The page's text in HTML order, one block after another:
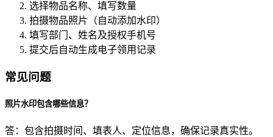
选择物品名称、填写数量
拍摄物品照片（自动添加水印）
填写部门、姓名及授权手机号
提交后自动生成电子领用记录
常见问题
照片水印包含哪些信息？
答：包含拍摄时间、填表人、定位信息，确保记录真实性。